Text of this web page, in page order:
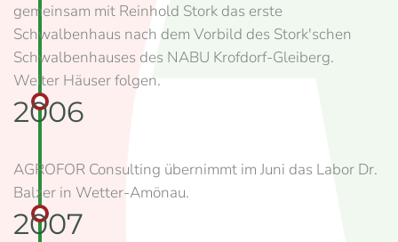
gemeinsam mit Reinhold Stork das erste
Schwalbenhaus nach dem Vorbild des Stork'schen
Schwalbenhauses des NABU Krofdorf-Gleiberg.
Weiter Häuser folgen.
2006
AGROFOR Consulting übernimmt im Juni das Labor Dr.
Balzer in Wetter-Amönau.
2007